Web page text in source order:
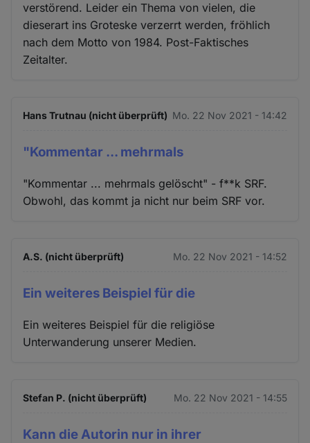
verstörend. Leider ein Thema von vielen, die
dieserart ins Groteske verzerrt werden, fröhlich
nach dem Motto von 1984. Post-Faktisches
Zeitalter.
Hans Trutnau (nicht überprüft) Mo. 22 Nov 2021 - 14:42
"Kommentar ... mehrmals
"Kommentar ... mehrmals gelöscht" - f**k SRF.
Obwohl, das kommt ja nicht nur beim SRF vor.
A.S. (nicht überprüft) Mo. 22 Nov 2021 - 14:52
Ein weiteres Beispiel für die
Ein weiteres Beispiel für die religiöse
Unterwanderung unserer Medien.
Stefan P. (nicht überprüft) Mo. 22 Nov 2021 - 14:55
Kann die Autorin nur in ihrer